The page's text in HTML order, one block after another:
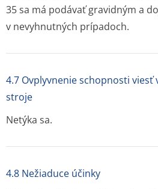
35 sa má podávať gravidným a
v nevyhnutných prípadoch.
4.7 Ovplyvnenie schopnosti
stroje
Netýka sa.
4.8 Nežiaduce účinky